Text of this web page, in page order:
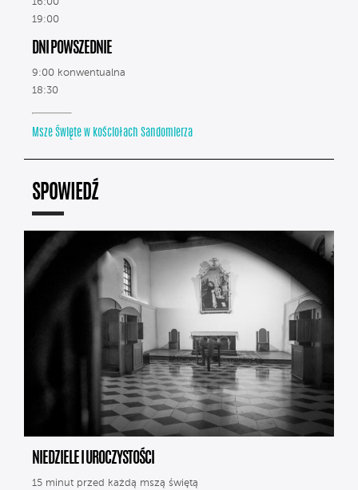
19:00
DNI POWSZEDNIE
9:00 konwentualna
18:30
Msze Święte w kościołach Sandomierza
SPOWIEDŹ
NIEDZIELE I UROCZYSTOŚCI
15 minut przed każdą mszą świętą